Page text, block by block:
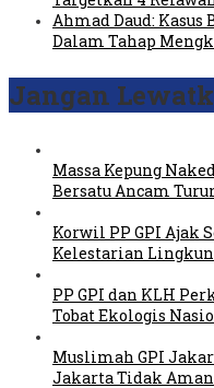
Ahmad Daud: Kasus
Dalam Tahap
Jangan
Massa Kepung
Bersatu Ancam
Korwil PP GPI Ajak
Kelestarian
PP GPI dan KLH
Tobat Ekologis
Muslimah GPI
Jakarta Tidak Aman